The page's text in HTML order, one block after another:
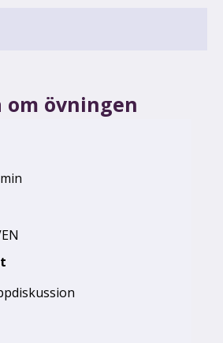
övningen